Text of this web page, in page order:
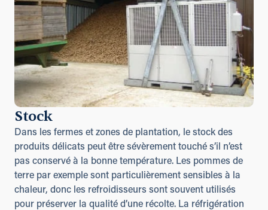
Stock
Dans les fermes et zones de plantation, le stock des
produits délicats peut être sévèrement touché s’il n’est
pas conservé à la bonne température. Les pommes de
terre par exemple sont particulièrement sensibles à la
chaleur, donc les refroidisseurs sont souvent utilisés
pour préserver la qualité d’une récolte. La réfrigération